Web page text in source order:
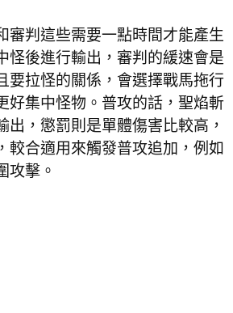
審判這些需要一點時間才能產生
怪後進行輸出，審判的緩速會是
要拉怪的關係，會選擇戰馬拖行
好集中怪物。普攻的話，聖焰斬
出，懲罰則是單體傷害比較高，
較合適用來觸發普攻追加，例如
攻擊。